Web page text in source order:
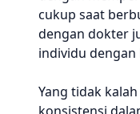
cukup saat
dengan dokter
individu
Yang tidak